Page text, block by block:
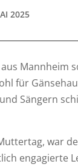
2025
aus
für
Sängern
war
engagierte